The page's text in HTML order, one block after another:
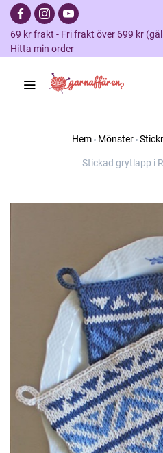
69 kr frakt - Fri frakt över 699 kr
Hitta min order
Hem Mönster
Stickad grytlapp i